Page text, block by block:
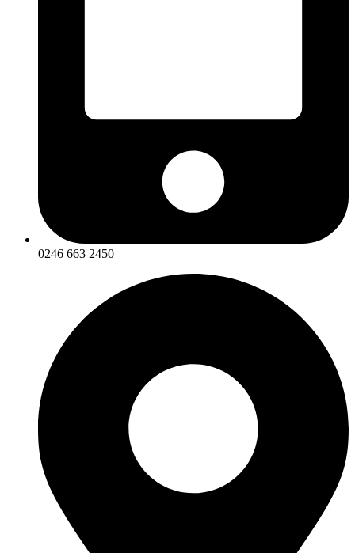
0246 663 2450